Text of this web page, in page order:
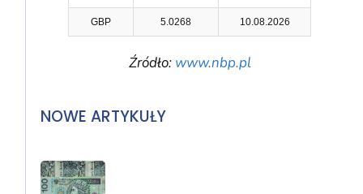
GBP 5.0268 10.08.2026
Źródło: www.nbp.pl
NOWE ARTYKUŁY